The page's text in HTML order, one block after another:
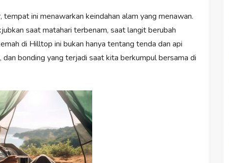
ini menawarkan keindahan alam yang menawan.
saat matahari terbenam, saat langit berubah
di Hilltop ini bukan hanya tentang tenda dan api
bonding yang terjadi saat kita berkumpul bersama di